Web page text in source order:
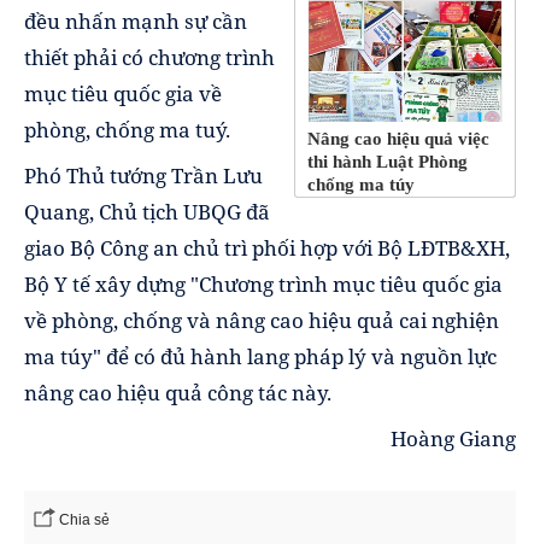
Nâng cao hiệu quả việc
thi hành Luật Phòng
chống ma túy
đều nhấn mạnh sự cần
thiết phải có chương trình
mục tiêu quốc gia về
phòng, chống ma tuý.
Phó Thủ tướng Trần Lưu
Quang, Chủ tịch UBQG đã
giao Bộ Công an chủ trì phối hợp với Bộ LĐTB&XH,
Bộ Y tế xây dựng "Chương trình mục tiêu quốc gia
về phòng, chống và nâng cao hiệu quả cai nghiện
ma túy" để có đủ hành lang pháp lý và nguồn lực
nâng cao hiệu quả công tác này.
Hoàng Giang
Chia sẻ